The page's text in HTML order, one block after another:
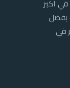
اكبر
بفضل
في